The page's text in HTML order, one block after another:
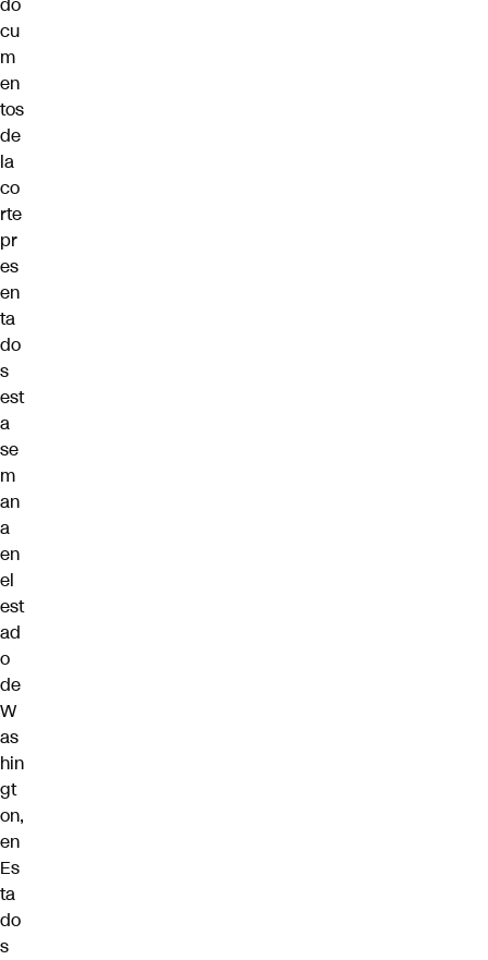
cu
m
en
tos
de
la
co
rte
pr
es
en
ta
do
s
est
a
se
m
an
a
en
el
est
ad
o
de
W
as
hin
gt
on,
en
Es
ta
do
s